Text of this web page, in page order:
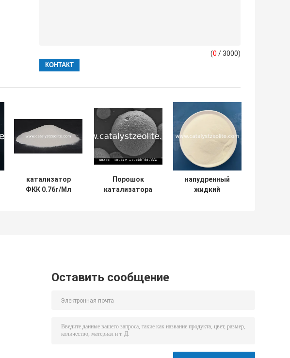
(0 / 3000)
катализатор
ФКК 0.76г/Мл
Порошок
катализатора
напудренный
жидкий
Оставить сообщение